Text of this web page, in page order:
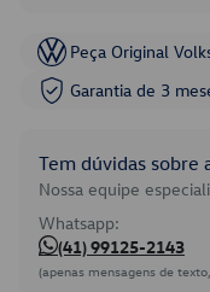
Peça Original
Garantia de 3
Tem dúvidas
Nossa equipe
Whatsapp:
(41) 99125-2143
(apenas mensagens de